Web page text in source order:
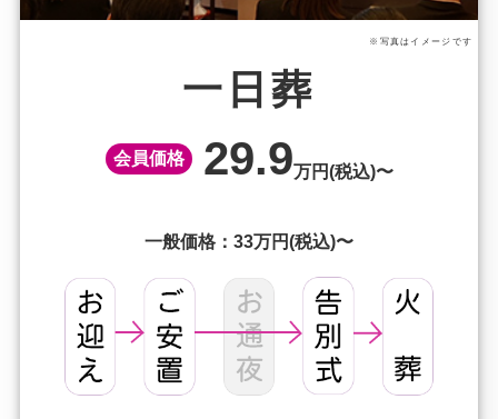
※写真はイメージです
一日葬
会員価格 29.9万円(税込)〜
一般価格：33万円(税込)〜